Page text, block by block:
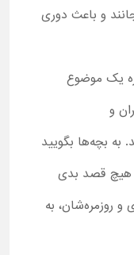
و باعث دوری
یک موضوع
و
به بچه‌ها بگویید
هیچ قصد بدی
و روزمره‌شان، به